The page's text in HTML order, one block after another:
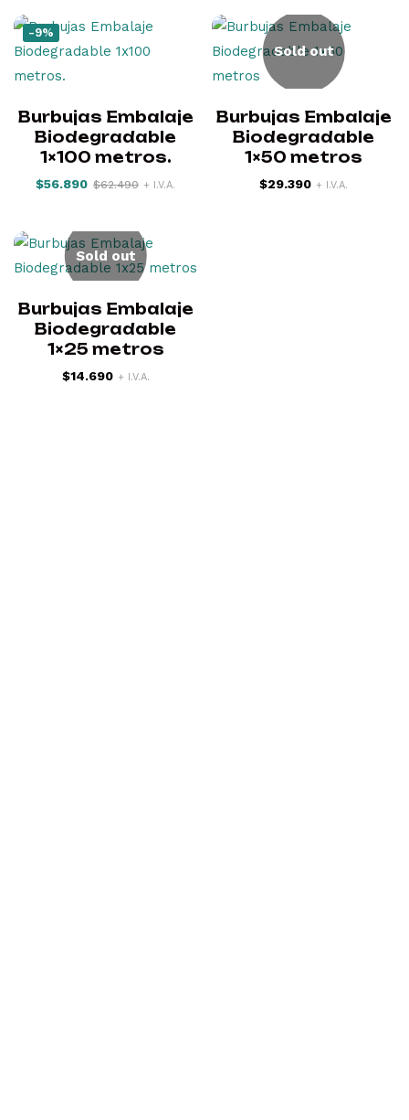
-9%
Burbujas Embalaje
Biodegradable
1×100 metros.
$56.890 $62.490 + I.V.A.
Sold out
Burbujas Embalaje
Biodegradable
1×50 metros
$29.390 + I.V.A.
Sold out
Burbujas Embalaje
Biodegradable
1×25 metros
$14.690 + I.V.A.